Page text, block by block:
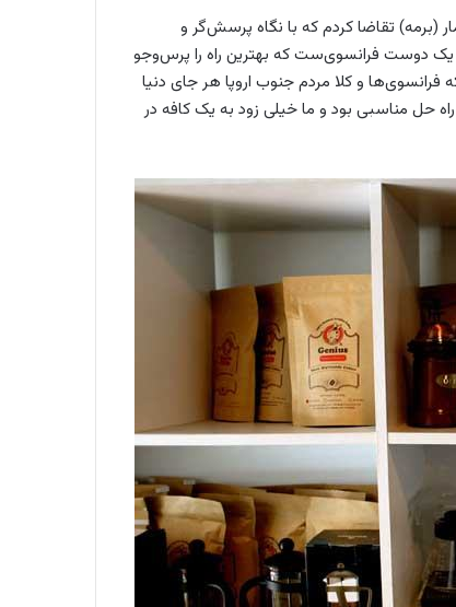
(برمه) تقاضا کردم که با نگاه پرسش‌گر و
دوست فرانسوی‌ست که بهترین راه را پرس‌و‌جو
و کلا مردم جنوب اروپا هر جای دنیا
حل مناسبی بود و ما خیلی زود به یک کافه در